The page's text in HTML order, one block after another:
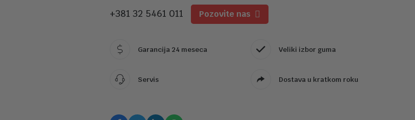
+381 32 5461 011 Pozovite nas
Garancija 24 meseca Veliki izbor guma
Servis Dostava u kratkom roku